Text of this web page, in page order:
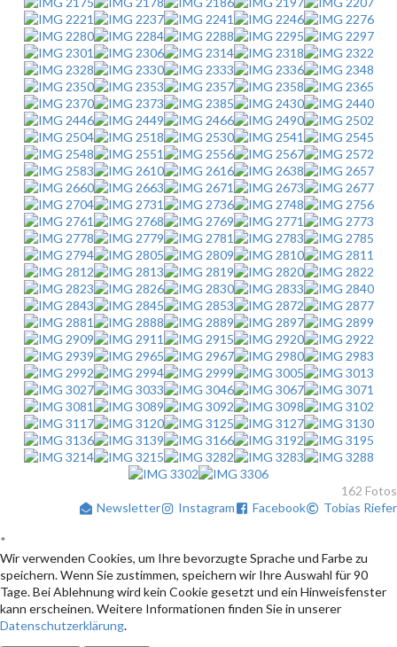
162 Fotos
Newsletter
Instagram Facebook Tobias Riefer
*
Wir verwenden Cookies, um Ihre bevorzugte Sprache und Farbe zu
speichern. Wenn Sie zustimmen, speichern wir Ihre Auswahl für 90
Tage. Bei Ablehnung wird kein Cookie gesetzt und ein Hinweisfenster
kann erscheinen. Weitere Informationen finden Sie in unserer
Datenschutzerklärung.